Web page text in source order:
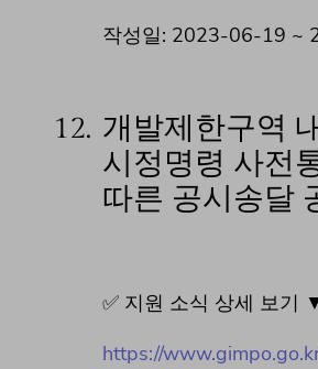
작성일: 2023-06-19 ~
12. 개발제한구역
시정명령 사전
따른 공시송달
✅ 지원 소식 상세 보기
https://